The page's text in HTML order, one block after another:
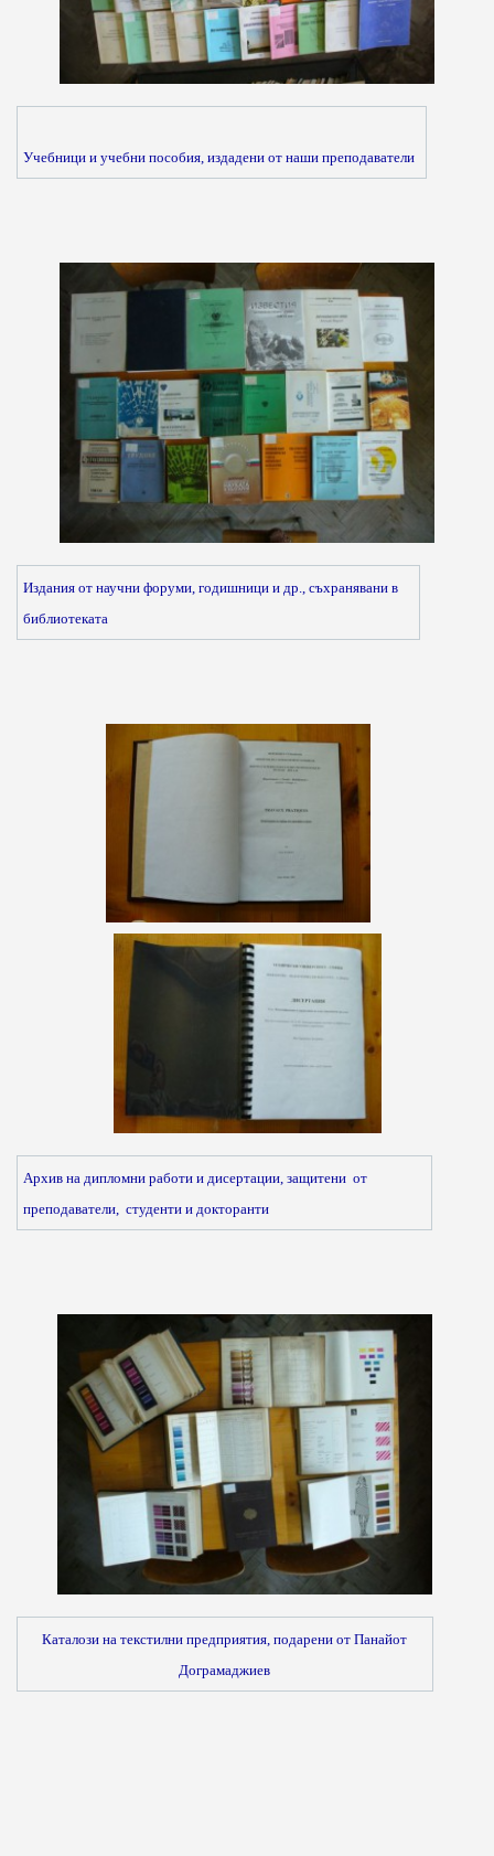
Учебници и учебни пособия, издадени от наши преподаватели
Издания от научни форуми, годишници и др., съхранявани в
библиотеката
Архив на дипломни работи и дисертации, защитени от
преподаватели, студенти и докторанти
Каталози на текстилни предприятия, подарени от Панайот
Дограмаджиев